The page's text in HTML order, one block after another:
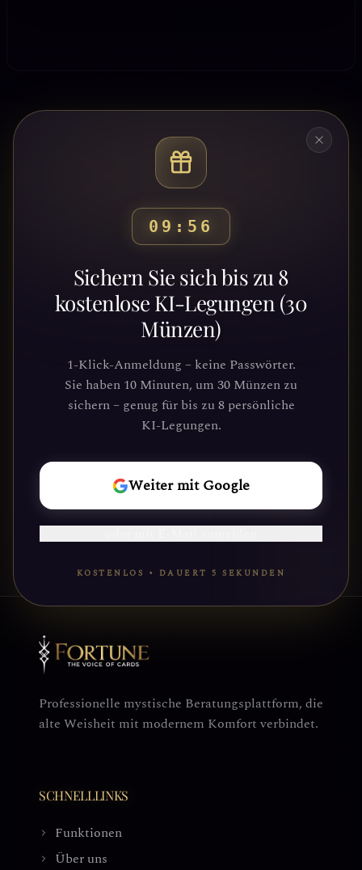
09:53
Sichern Sie sich bis zu 8
kostenlose KI-Legungen (30
Münzen)
1-Klick-Anmeldung – keine Passwörter.
Sie haben 10 Minuten, um 30 Münzen zu
sichern – genug für bis zu 8 persönliche
KI-Legungen.
Weiter mit Google
KOSTENLOS • DAUERT 5 SEKUNDEN
Bereit, deinen Weg zu
entdecken?
Schließe dich Tausenden von
Suchenden an, die Klarheit und
Führung durch unsere Plattform
gefunden haben. Deine kosmische Reise
wartet.
REISE
BEGINNEN
Professionelle mystische Beratungsplattform, die
alte Weisheit mit modernem Komfort verbindet.
SCHNELLLINKS
Funktionen
Über uns